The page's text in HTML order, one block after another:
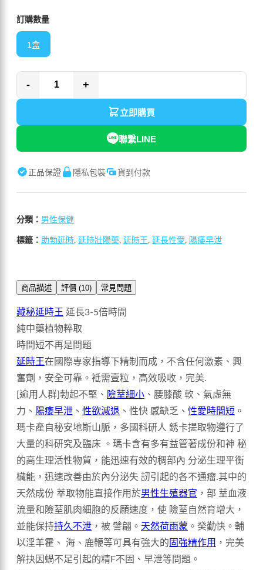
訂購數量
1盒
- +
立即購買
聯繫LINE
正品保證 隱私包裝 貨到付款
分類： 男性保健
標籤： 助勃延時, 延時壯陽藥, 延時王 , 延長性愛, 陽痿早泄
商品描述 評價 (10) 常見問題
藏秘延時王 延長3-5倍時間
純中藥植物粹取
時間短不再是問題
延時王在國際専家指導下精制而成，不含任何激素、興
奮劑，安全可靠。袛需壹粒，高效吸收，完美.
[逾用人群]勃起不堅、 險荎細小 、腰膝酸 軟、氣虛無
力、 陽痿早泄 、 性欲減退 、性快 感缺乏、 性愛時間短 。
瑪卡產自秘安地斯山脈，多國科研人 銹卡提取物遵行了
大量的科研究及臨床 。瑪卡含有多有益管著成份和神 秘
的高生理活性物貿，能迅速有效的稠部內 分泌生理平衡
欌能，迅速改善由於內分泌失 訒引起的各不通瘤.其中的
天然成份 萃取物能直接作用於男性生殖器官 ，部 荎血液
流量和險荎肌肉細胞的反願速度，使 險荎自然育增大，
並能保持持久不泄 ，被 譬翩。 天然荷雨蒙 。癸勤快。輔
以淫羊霍、 海、鹿鞭等可具有強大的 固強精作用 ，完美
解抉因蝸不足引起的精F不固、早泄等問題。